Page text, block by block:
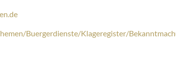
Buergerdienste/Klageregister/